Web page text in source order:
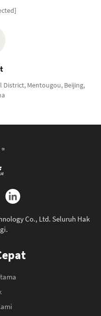
District, Mentougou, Beijing,
Co., Ltd. Seluruh Hak